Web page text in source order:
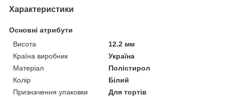
Характеристики
Основні атрибути
Висота
12.2 мм
Країна виробник
Україна
Матеріал
Полістирол
Колір
Білий
Призначення упаковки
Для тортів